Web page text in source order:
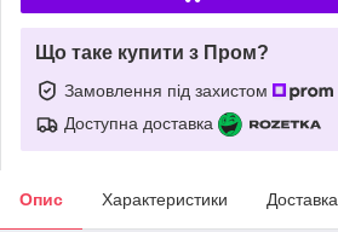
Що таке купити з Пром?
Замовлення під захистом
Доступна доставка
Опис Характеристики Доставка